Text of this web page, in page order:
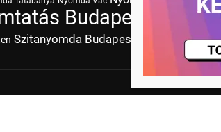
Budapesten
Szitanyomda Budapesten Tudásbázis